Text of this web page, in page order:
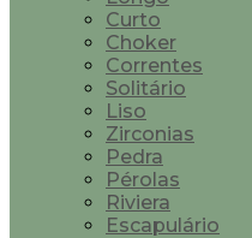
Curto
Choker
Correntes
Solitário
Liso
Zirconias
Pedra
Pérolas
Riviera
Escapulário